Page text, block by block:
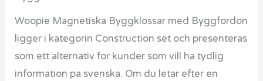
Woopie Magnetiska Byggklossar med Byggfordon
ligger i kategorin Construction set och presenteras
som ett alternativ for kunder som vill ha tydlig
information pa svenska. Om du letar efter en